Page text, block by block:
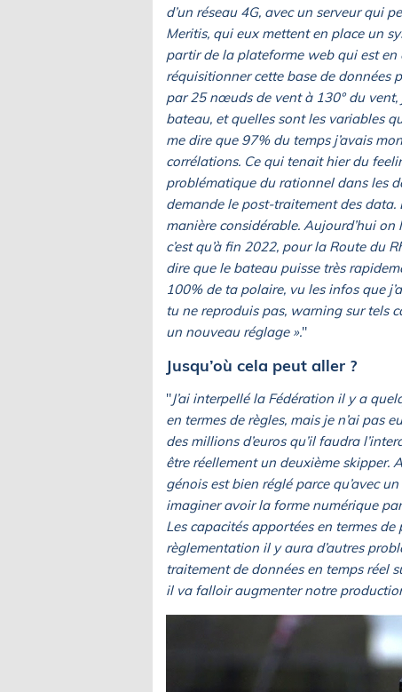
d’un réseau 4G, avec un serveur qui
Meritis, qui eux mettent en place un
partir de la plateforme web qui est
réquisitionner cette base de données
par 25 nœuds de vent à 130° du
bateau, et quelles sont les variables
me dire que 97% du temps j’avais
corrélations. Ce qui tenait hier du
problématique du rationnel dans les
demande le post-traitement des data.
manière considérable. Aujourd’hui
c’est qu’à fin 2022, pour la Route du
dire que le bateau puisse très
100% de ta polaire, vu les infos que
tu ne reproduis pas, warning sur tels
un nouveau réglage »."
Jusqu’où cela peut aller ?
"J’ai interpellé la Fédération il y a
en termes de règles, mais je n’ai pas
des millions d’euros qu’il faudra
être réellement un deuxième skipper.
génois est bien réglé parce qu’avec
imaginer avoir la forme numérique
Les capacités apportées en termes
règlementation il y aura d’autres
traitement de données en temps réel
il va falloir augmenter notre